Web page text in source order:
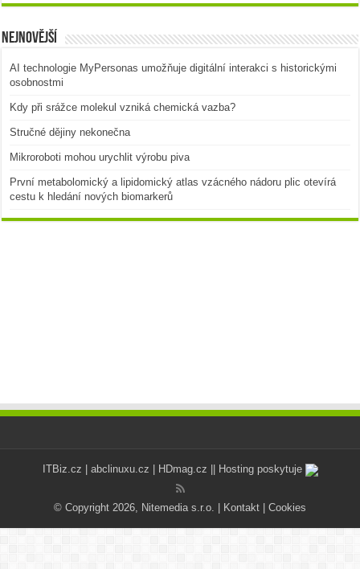
Nejnovější
AI technologie MyPersonas umožňuje digitální interakci s historickými
osobnostmi
Kdy při srážce molekul vzniká chemická vazba?
Stručné dějiny nekonečna
Mikroroboti mohou urychlit výrobu piva
První metabolomický a lipidomický atlas vzácného nádoru plic otevírá
cestu k hledání nových biomarkerů
ITBiz.cz abclinuxu.cz HDmag.cz || Hosting poskytuje
© Copyright 2026, Nitemedia s.r.o. | Kontakt Cookies